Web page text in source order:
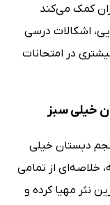
کمک می‌کند
اشکالات درسی
در امتحانات
خیلی سبز
دبستان خیلی
خلاصه‌ای از تمامی
نثر مهیا کرده و